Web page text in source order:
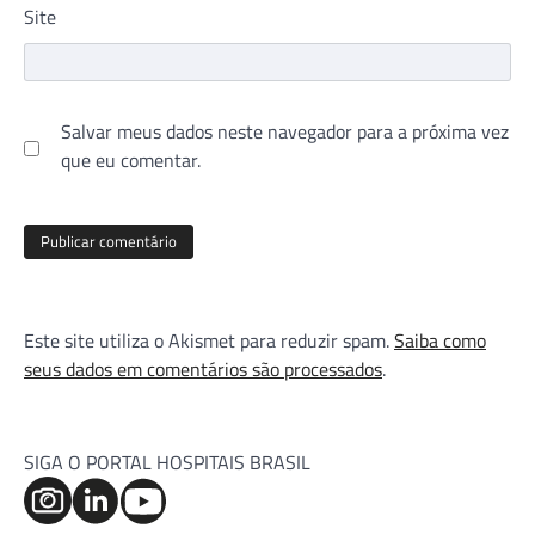
Site
Salvar meus dados neste navegador para a próxima vez
que eu comentar.
Este site utiliza o Akismet para reduzir spam.Saiba como
seus dados em comentários são processados.
SIGA O PORTAL HOSPITAIS BRASIL